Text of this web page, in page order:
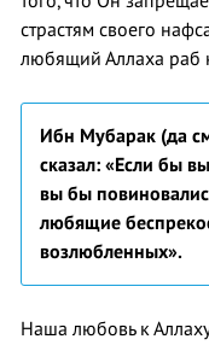
страстям своего
любящий Аллаха раб
Ибн Мубарак (да
сказал: «Если бы
вы бы
любящие
возлюбленных».
Наша любовь к